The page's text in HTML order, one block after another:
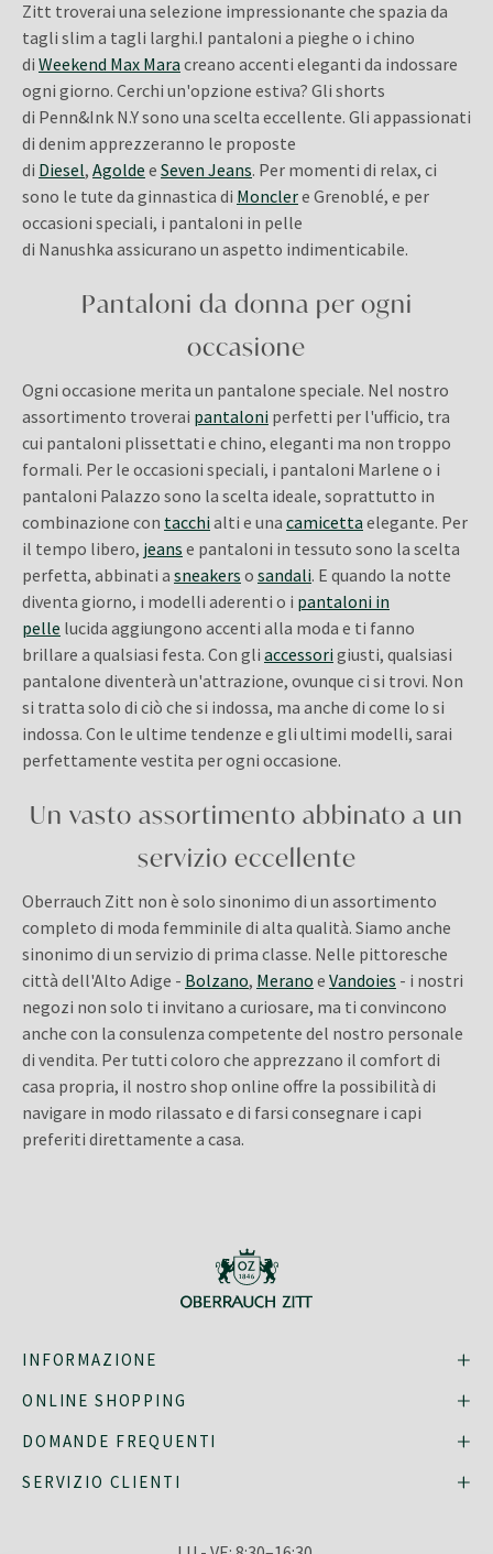
Zitt troverai una selezione impressionante che spazia da
tagli slim a tagli larghi.I pantaloni a pieghe o i chino
di Weekend Max Mara creano accenti eleganti da indossare
ogni giorno. Cerchi un'opzione estiva? Gli shorts
di Penn&Ink N.Y sono una scelta eccellente. Gli appassionati
di denim apprezzeranno le proposte
di Diesel, Agolde e Seven Jeans. Per momenti di relax, ci
sono le tute da ginnastica di Monclere Grenoblé, e per
occasioni speciali, i pantaloni in pelle
di Nanushka assicurano un aspetto indimenticabile.
Pantaloni da donna per ogni
occasione
Ogni occasione merita un pantalone speciale. Nel nostro
assortimento troverai pantaloni perfetti per l'ufficio, tra
cui pantaloni plissettati e chino, eleganti ma non troppo
formali. Per le occasioni speciali, i pantaloni Marlene o i
pantaloni Palazzo sono la scelta ideale, soprattutto in
combinazione con tacchi alti e una camicetta elegante. Per
il tempo libero, jeans e pantaloni in tessuto sono la scelta
perfetta, abbinati a sneakers o sandali. E quando la notte
diventa giorno, i modelli aderenti o i pantaloni in
pelle lucida aggiungono accenti alla moda e ti fanno
brillare a qualsiasi festa. Con gli accessori giusti, qualsiasi
pantalone diventerà un'attrazione, ovunque ci si trovi. Non
si tratta solo di ciò che si indossa, ma anche di come lo si
indossa. Con le ultime tendenze e gli ultimi modelli, sarai
perfettamente vestita per ogni occasione.
Un vasto assortimento abbinato a un
servizio eccellente
Oberrauch Zitt non è solo sinonimo di un assortimento
completo di moda femminile di alta qualità. Siamo anche
sinonimo di un servizio di prima classe. Nelle pittoresche
città dell'Alto Adige - Bolzano, Merano e Vandoies - i nostri
negozi non solo ti invitano a curiosare, ma ti convincono
anche con la consulenza competente del nostro personale
di vendita. Per tutti coloro che apprezzano il comfort di
casa propria, il nostro shop online offre la possibilità di
navigare in modo rilassato e di farsi consegnare i capi
preferiti direttamente a casa.
INFORMAZIONE
ONLINE SHOPPING
DOMANDE FREQUENTI
SERVIZIO CLIENTI